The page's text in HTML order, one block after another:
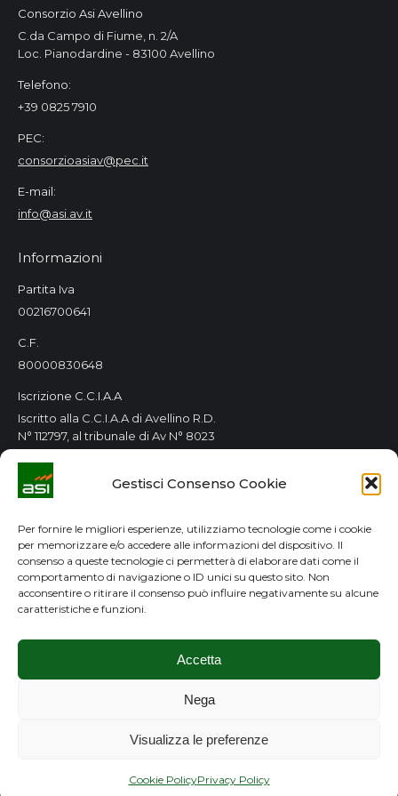
Gestisci Consenso Cookie
Per fornire le migliori esperienze, utilizziamo tecnologie come i cookie
per memorizzare e/o accedere alle informazioni del dispositivo. Il
consenso a queste tecnologie ci permetterà di elaborare dati come il
comportamento di navigazione o ID unici su questo sito. Non
acconsentire o ritirare il consenso può influire negativamente su alcune
caratteristiche e funzioni.
Accetta
Nega
Visualizza le preferenze
Cookie PolicyPrivacy Policy
Consorzio Asi Avellino
C.da Campo di Fiume, n. 2/A
Loc. Pianodardine - 83100 Avellino
Telefono:
+39 0825 7910
PEC:
consorzioasiav@pec.it
E-mail:
info@asi.av.it
Informazioni
Partita Iva
00216700641
C.F.
80000830648
Iscrizione C.C.I.A.A
Iscritto alla C.C.I.A.A di Avellino R.D.
N° 112797, al tribunale di Av N° 8023
Orari Consorzio
Tutti i giorni 8.00 / 14.00
GDPR
Privacy Policy
Cookie Policy
Copyright ©2020 Consorzio ASI Avellino. All rights
Developed byMad Agency